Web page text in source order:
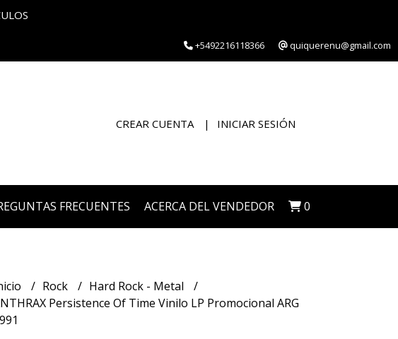
+5492216118366 quiquerenu@gmail.com
CREAR CUENTA INICIAR SESIÓN
FRECUENTES ACERCA DEL VENDEDOR 0
Rock
Hard Rock - Metal
Persistence Of Time Vinilo LP Promocional ARG